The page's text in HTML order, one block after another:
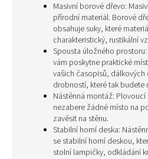
Masivní borové dřevo:
přírodní materiál. Borové
obsahuje suky, které
charakteristický, rustikální
Spousta úložného
vám poskytne praktické
vašich časopisů,
drobností, které tak budete
Nástěnná montáž:
nezabere žádné místo na
zavěsit na stěnu.
Stabilní horní deska:
se stabilní horní deskou,
stolní lampičky, odkládání